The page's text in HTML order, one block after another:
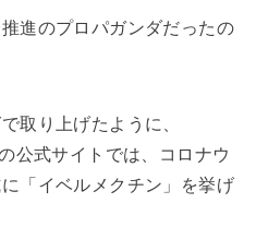
進のプロパガンダだったの
取り上げたように、
公式サイトでは、コロナウ
「イベルメクチン」を挙げ